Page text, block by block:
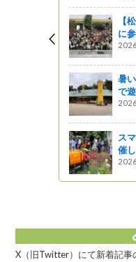
【
に
暑
で
ス
催
X（旧Twitter）にて新着記事